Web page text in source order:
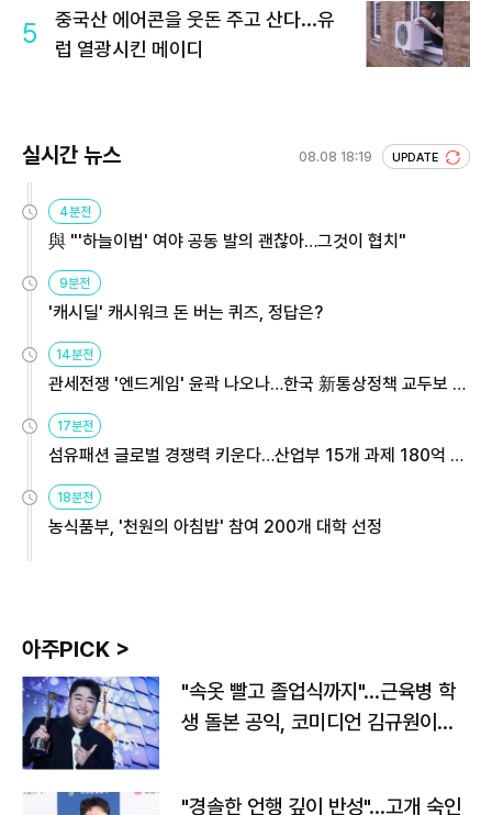
5
중국산 에어콘을 웃돈 주고 산다...유
럽 열광시킨 메이디
실시간 뉴스 08.08 18:19 UPDATE
4분전
與 "'하늘이법' 여야 공동 발의 괜찮아…그것이 협치"
9분전
'캐시딜' 캐시워크 돈 버는 퀴즈, 정답은?
14분전
관세전쟁 '엔드게임' 윤곽 나오나…한국 新통상정책 교두보 활
17분전
섬유패션 글로벌 경쟁력 키운다…산업부 15개 과제 180억 지
18분전
농식품부, '천원의 아침밥' 참여 200개 대학 선정
아주PICK >
"속옷 빨고 졸업식까지"…근육병 학
생 돌본 공익, 코미디언 김규원이었
"경솔한 언행 깊이 반성"…고개 숙인